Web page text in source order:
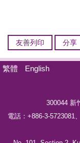
友善列印 分享
繁體 English
300044 新
電話： +886-3-5723081、